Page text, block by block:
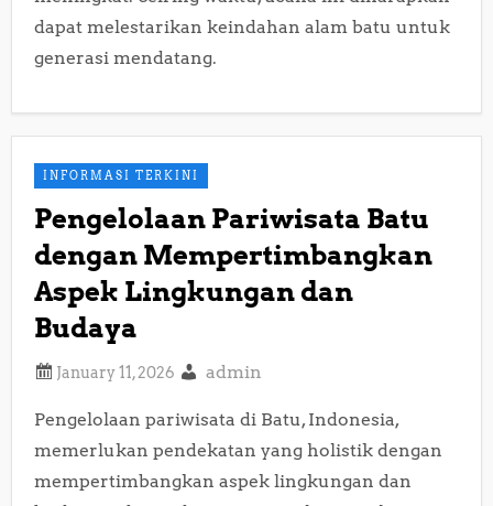
dapat melestarikan keindahan alam batu untuk
generasi mendatang.
INFORMASI TERKINI
Pengelolaan Pariwisata Batu
dengan Mempertimbangkan
Aspek Lingkungan dan
Budaya
admin
Pengelolaan pariwisata di Batu, Indonesia,
memerlukan pendekatan yang holistik dengan
mempertimbangkan aspek lingkungan dan